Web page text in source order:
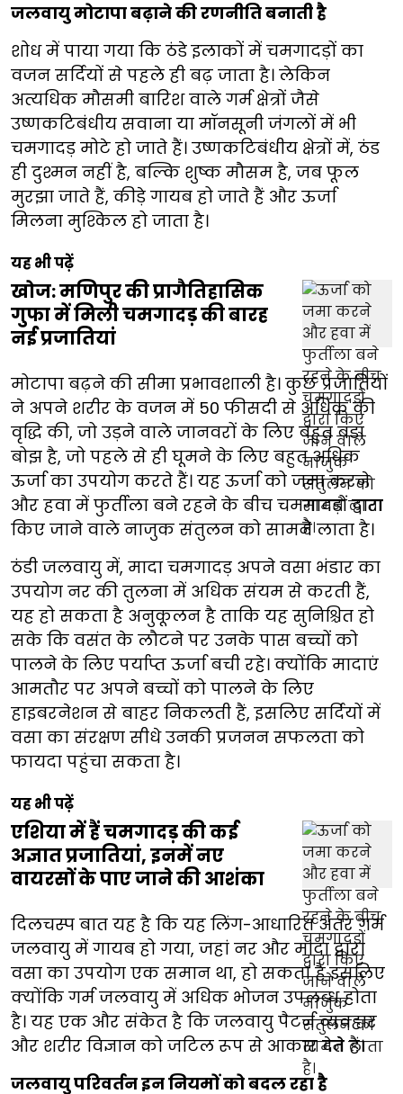
जलवायु मोटापा बढ़ाने की रणनीति बनाती है
शोध में पाया गया कि ठंडे इलाकों में चमगादड़ों का
वजन सर्दियों से पहले ही बढ़ जाता है। लेकिन
अत्यधिक मौसमी बारिश वाले गर्म क्षेत्रों जैसे
उष्णकटिबंधीय सवाना या मॉनसूनी जंगलों में भी
चमगादड़ मोटे हो जाते हैं। उष्णकटिबंधीय क्षेत्रों में, ठंड
ही दुश्मन नहीं है, बल्कि शुष्क मौसम है, जब फूल
मुरझा जाते हैं, कीड़े गायब हो जाते हैं और ऊर्जा
मिलना मुश्किल हो जाता है।
यह भी पढ़ें
खोज: मणिपुर की प्रागैतिहासिक
गुफा में मिली चमगादड़ की बारह
नई प्रजातियां
मोटापा बढ़ने की सीमा प्रभावशाली है। कुछ प्रजातियों
ने अपने शरीर के वजन में 50 फीसदी से अधिक की
वृद्धि की, जो उड़ने वाले जानवरों के लिए बहुत बड़ा
बोझ है, जो पहले से ही घूमने के लिए बहुत अधिक
ऊर्जा का उपयोग करते हैं। यह ऊर्जा को जमा करने
और हवा में फुर्तीला बने रहने के बीच चमगादड़ों द्वारा
किए जाने वाले नाजुक संतुलन को सामने लाता है।
ठंडी जलवायु में, मादा चमगादड़ अपने वसा भंडार का
उपयोग नर की तुलना में अधिक संयम से करती हैं,
यह हो सकता है अनुकूलन है ताकि यह सुनिश्चित हो
सके कि वसंत के लौटने पर उनके पास बच्चों को
पालने के लिए पर्याप्त ऊर्जा बची रहे। क्योंकि मादाएं
आमतौर पर अपने बच्चों को पालने के लिए
हाइबरनेशन से बाहर निकलती हैं, इसलिए सर्दियों में
वसा का संरक्षण सीधे उनकी प्रजनन सफलता को
फायदा पहुंचा सकता है।
यह भी पढ़ें
एशिया में हैं चमगादड़ की कई
अज्ञात प्रजातियां, इनमें नए
वायरसों के पाए जाने की आशंका
दिलचस्प बात यह है कि यह लिंग-आधारित अंतर गर्म
जलवायु में गायब हो गया, जहां नर और मादा द्वारा
वसा का उपयोग एक समान था, हो सकता है इसलिए
क्योंकि गर्म जलवायु में अधिक भोजन उपलब्ध होता
है। यह एक और संकेत है कि जलवायु पैटर्न व्यवहार
और शरीर विज्ञान को जटिल रूप से आकार देते हैं।
जलवायु परिवर्तन इन नियमों को बदल रहा है